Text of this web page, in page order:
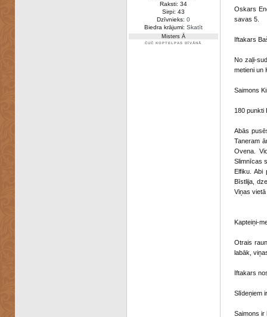
Raksti: 34
Sirpi: 43
Dzīvnieks: 0
Biedra krājumi: Skatīt
Misters Ā
ČUČ KOPTELPAS DĪVĀNĀ
Oskars
savas 5.
Iftakars
No zaļi-
metieni un
Saimons
180 punkti
Abās
Taneram
Ovena.
Slimnīcas
Elfiku. Abi
Bīstlija,
Viņas
Kapteiņi-
Otrais
labāk,
Iftakars
Slīdeņiem
Saimons ir